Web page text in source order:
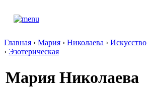
Главная › Мария › Николаева › Искусство
› Эзотерическая
Мария Николаева